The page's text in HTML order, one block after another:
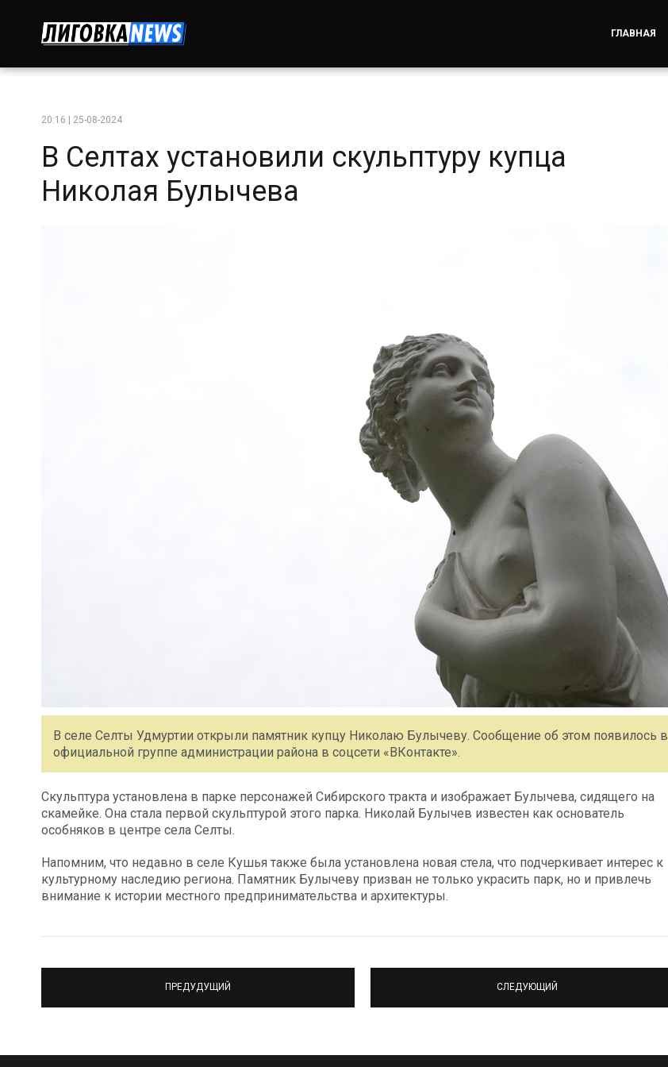
ГЛАВНАЯ
20:16 | 25-08-2024
В Селтах установили скульптуру купца
Николая Булычева
В селе Селты Удмуртии открыли памятник купцу Николаю Булычеву. Сообщение об этом появилось в
официальной группе администрации района в соцсети «ВКонтакте».
Скульптура установлена в парке персонажей Сибирского тракта и изображает Булычева, сидящего на
скамейке. Она стала первой скульптурой этого парка. Николай Булычев известен как основатель
особняков в центре села Селты.
Напомним, что недавно в селе Кушья также была установлена новая стела, что подчеркивает интерес к
культурному наследию региона. Памятник Булычеву призван не только украсить парк, но и привлечь
внимание к истории местного предпринимательства и архитектуры.
ПРЕДУДУЩИЙ СЛЕДУЮЩИЙ